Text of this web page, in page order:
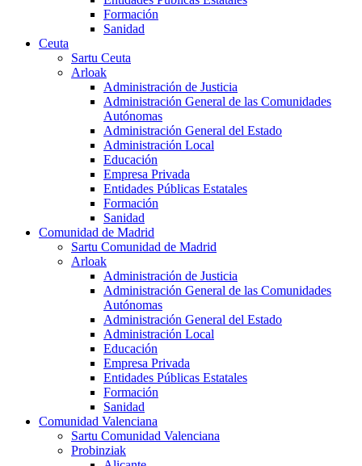
Formación
Sanidad
Ceuta
Sartu Ceuta
Arloak
Administración de Justicia
Administración General de las Comunidades
Autónomas
Administración General del Estado
Administración Local
Educación
Empresa Privada
Entidades Públicas Estatales
Formación
Sanidad
Comunidad de Madrid
Sartu Comunidad de Madrid
Arloak
Administración de Justicia
Administración General de las Comunidades
Autónomas
Administración General del Estado
Administración Local
Educación
Empresa Privada
Entidades Públicas Estatales
Formación
Sanidad
Comunidad Valenciana
Sartu Comunidad Valenciana
Probinziak